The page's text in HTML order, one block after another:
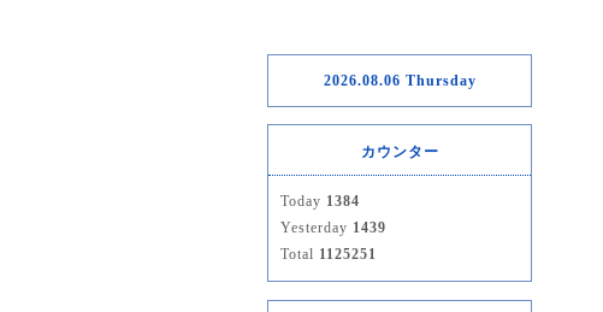
2026.08.06 Thursday
カウンター
Today 1384
Yesterday 1439
Total 1125251